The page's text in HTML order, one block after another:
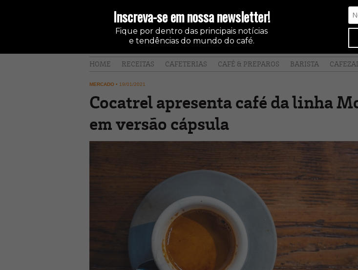
Inscreva-se em nossa newsletter!
Fique por dentro das principais notícias
e tendências do mundo do café.
HOME RECEITAS CAFETERIAS CAFÉ & PREPAROS BARISTA
MERCADO • 19/01/2021
Cocatrel apresenta café da linha
em versão cápsula